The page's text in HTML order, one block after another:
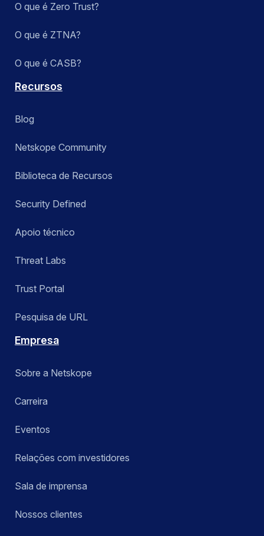
O que é Zero Trust?
O que é ZTNA?
O que é CASB?
Recursos
Blog
Netskope Community
Biblioteca de Recursos
Security Defined
Apoio técnico
Threat Labs
Trust Portal
Pesquisa de URL
Empresa
Sobre a Netskope
Carreira
Eventos
Relações com investidores
Sala de imprensa
Nossos clientes